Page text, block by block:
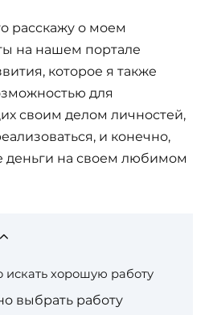
расскажу о моем
на нашем портале
которое я также
для
своим делом личностей,
и конечно,
деньги на своем любимом
искать хорошую работу
выбрать работу